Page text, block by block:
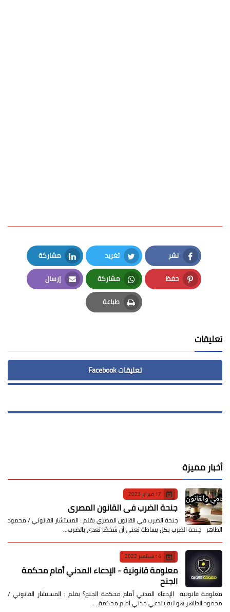
نشر
Facebook
تغريد
Twitter
مشاركة
LinkedIn
حفظ
Pinterest
مشاركة
Whatsapp
إرسال
Email
طباعة
Print
تعليقات
تعليقات Facebook
أخبار مميزة
17 فبراير 2023
جنحة الضرب في القانون المصري
جنحة الضرب في القانون المصري بقلم : المستشار القانوني / محمود
الطاهر جنحة الضرب بكل بساطة تعني أن شخصًا تعدى بالضرب…
14 سبتمبر 2022
معلومة قانونية - الإدعاء المدني أمام محكمة
الجنح
معلومة قانونية الإدعاء المدني أمام محكمة الجنح؟ بقلم : المستشار القانوني /
محمود الطاهر هو ليه بندعي مدني أمام محكمة …